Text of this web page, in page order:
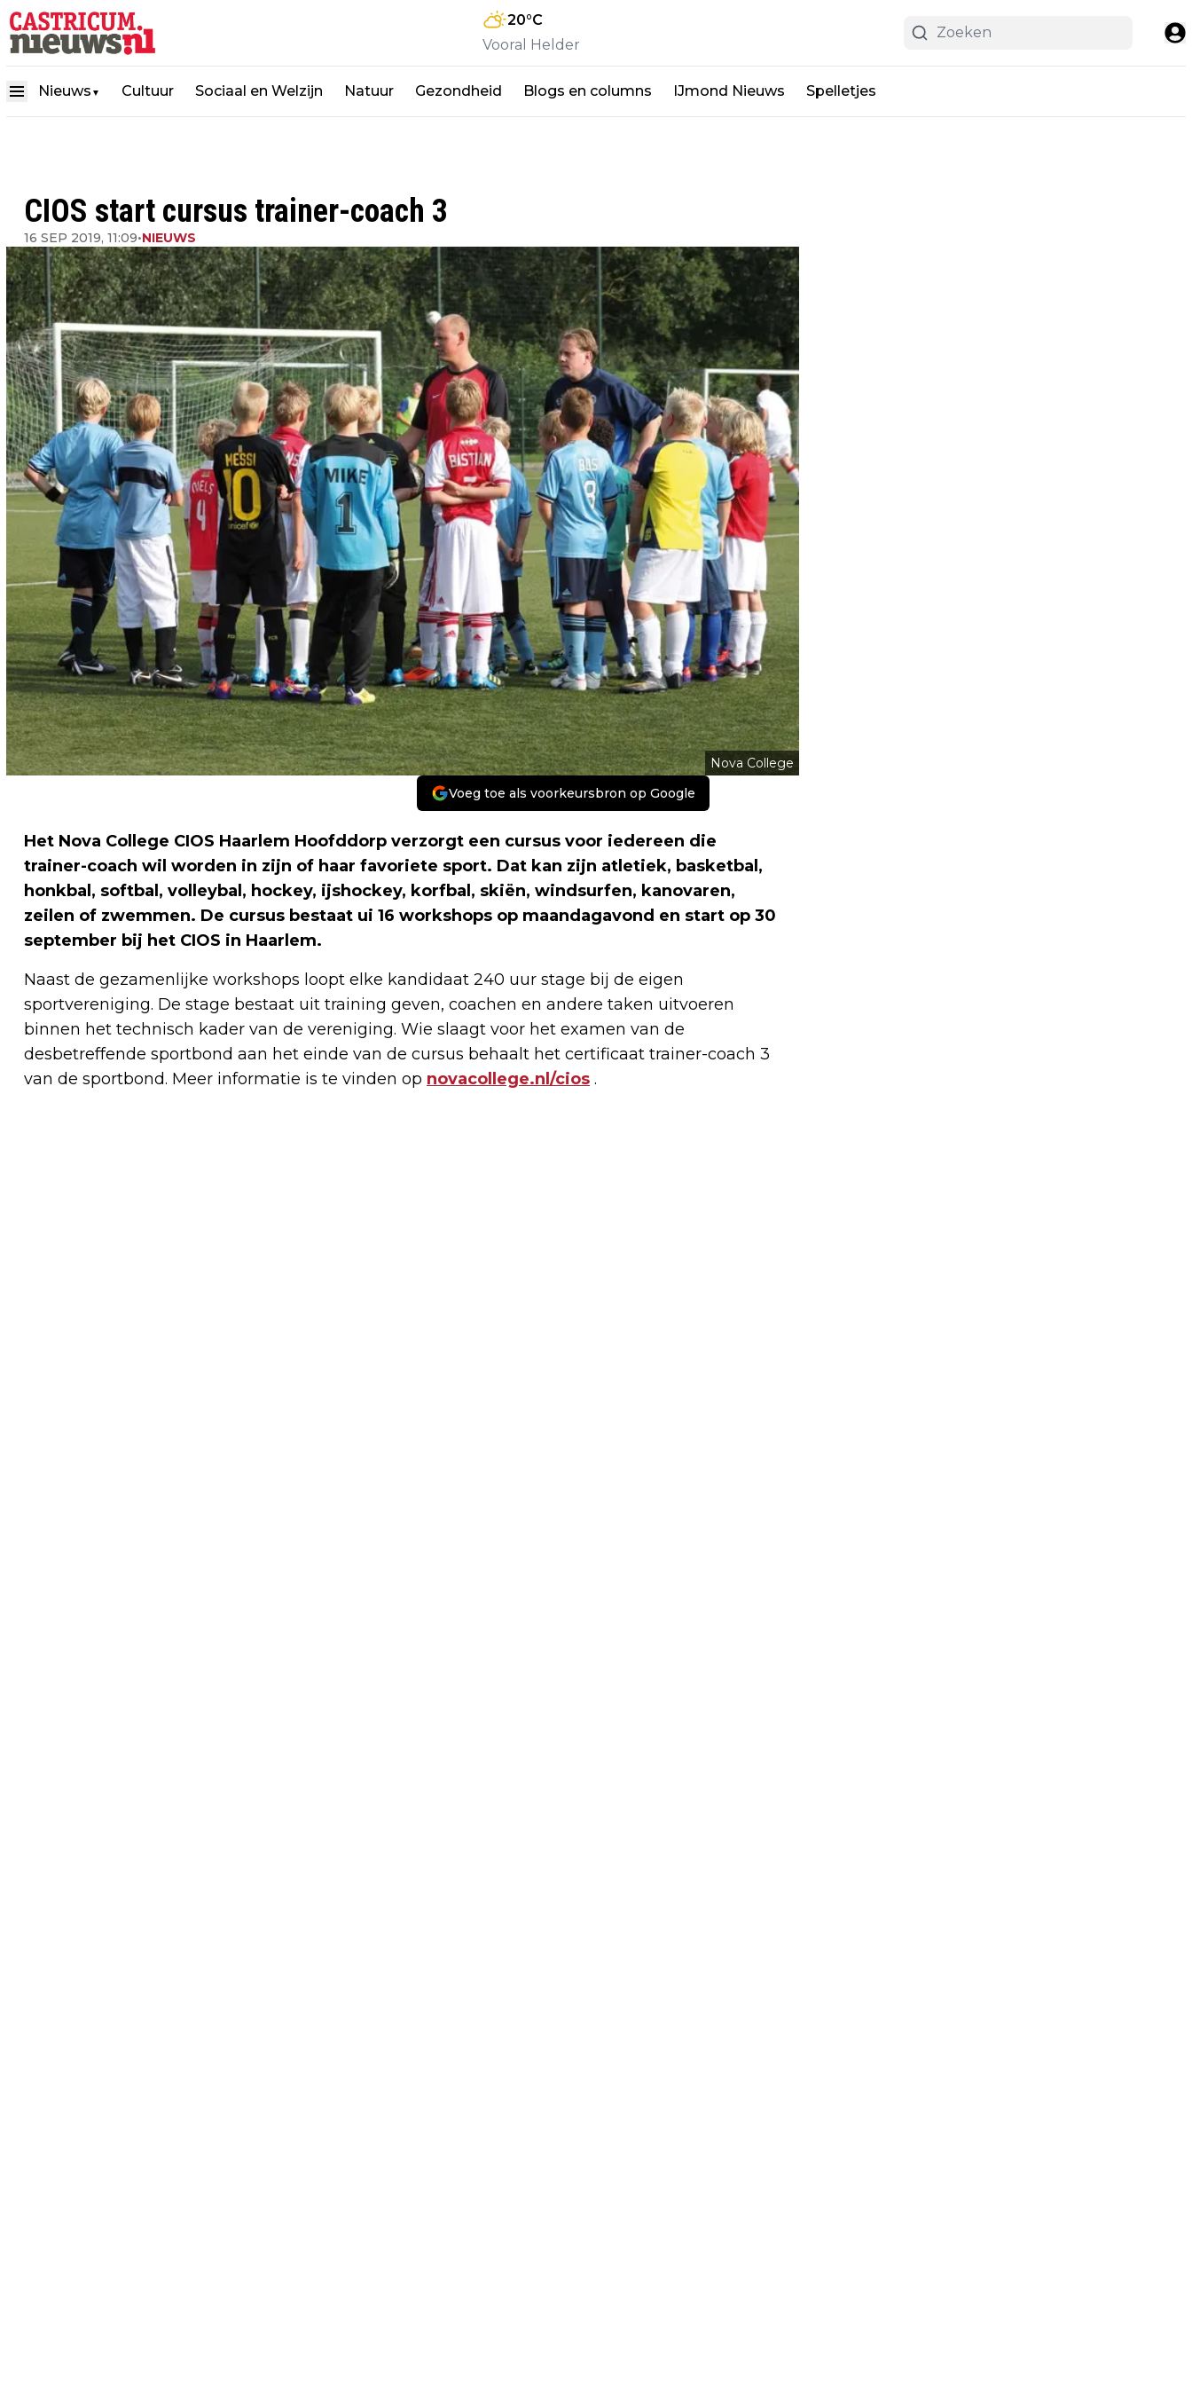
20°C
Vooral Helder
Nieuws ▼ Cultuur Sociaal en Welzijn Natuur Gezondheid Blogs en columns IJmond Nieuws Spelletjes
CIOS start cursus trainer-coach 3
16 SEP 2019, 11:09•NIEUWS
Nova College
Voeg toe als voorkeursbron op Google
Het Nova College CIOS Haarlem Hoofddorp verzorgt een cursus voor iedereen die
trainer-coach wil worden in zijn of haar favoriete sport. Dat kan zijn atletiek, basketbal,
honkbal, softbal, volleybal, hockey, ijshockey, korfbal, skiën, windsurfen, kanovaren,
zeilen of zwemmen. De cursus bestaat ui 16 workshops op maandagavond en start op 30
september bij het CIOS in Haarlem.
Naast de gezamenlijke workshops loopt elke kandidaat 240 uur stage bij de eigen
sportvereniging. De stage bestaat uit training geven, coachen en andere taken uitvoeren
binnen het technisch kader van de vereniging. Wie slaagt voor het examen van de
desbetreffende sportbond aan het einde van de cursus behaalt het certificaat trainer-coach 3
van de sportbond. Meer informatie is te vinden op novacollege.nl/cios .